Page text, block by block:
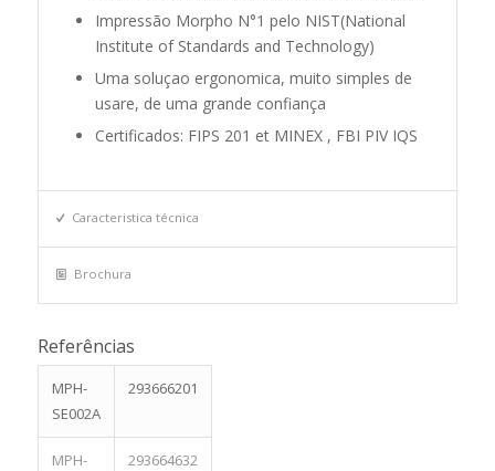
Impressão Morpho N°1 pelo NIST(National
Institute of Standards and Technology)
Uma soluçao ergonomica, muito simples de
usare, de uma grande confiança
Certificados: FIPS 201 et MINEX , FBI PIV IQS
Caracteristica técnica
Brochura
Referências
MPH-
SE002A
293666201
MPH-
293664632